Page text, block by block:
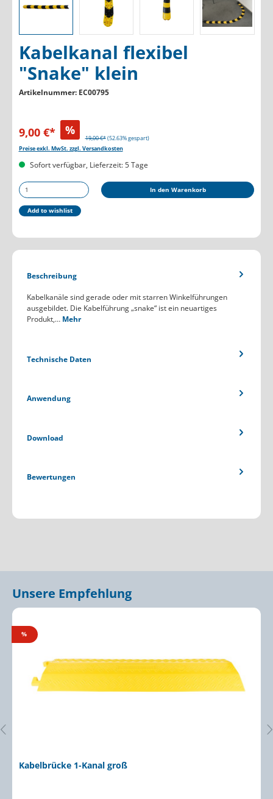
Kabelkanal flexibel
"Snake" klein
Artikelnummer: EC00795
9,00 €* %
19,00 €*(52.63% gespart)
Preise exkl. MwSt. zzgl. Versandkosten
Sofort verfügbar, Lieferzeit: 5 Tage
Produkt Anzahl: Gib den gewünschten Wert ein
In den Warenkorb
Add to wishlist
Beschreibung
Kabelkanäle sind gerade oder mit starren Winkelführungen
ausgebildet. Die Kabelführung „snake“ ist ein neuartiges
Produkt,… Mehr
Technische Daten
Anwendung
Download
Bewertungen
Unsere Empfehlung
Produktgalerie überspringen
%
Kabelbrücke 1-Kanal groß